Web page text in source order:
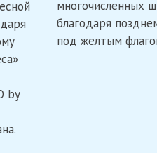
by
многочисленных
благодаря
под желтым